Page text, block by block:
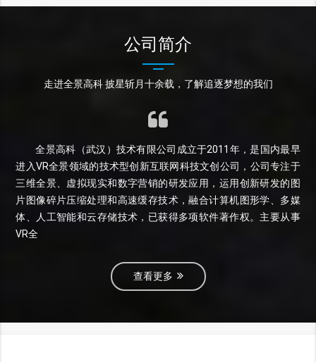
公司简介
走进全景高科 披星斩月十余载，了解追逐梦想的我们
全景高科（武汉）技术有限公司成立于2011年，是国内最早
进入VR全景领域的技术型创新互联网科技文创公司，公司专注于
三维全景、虚拟现实和数字营销的研发应用，运用创新研发的图
片图像碎片压缩处理和高速缓存技术，融合计算机图形学、多媒
体、人工智能和云存储技术，已获得多项软件著作权。主要从事
VR全
查看更多